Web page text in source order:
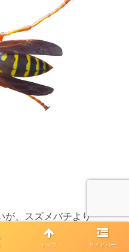
が、スズメバチより
トップ サイドバー